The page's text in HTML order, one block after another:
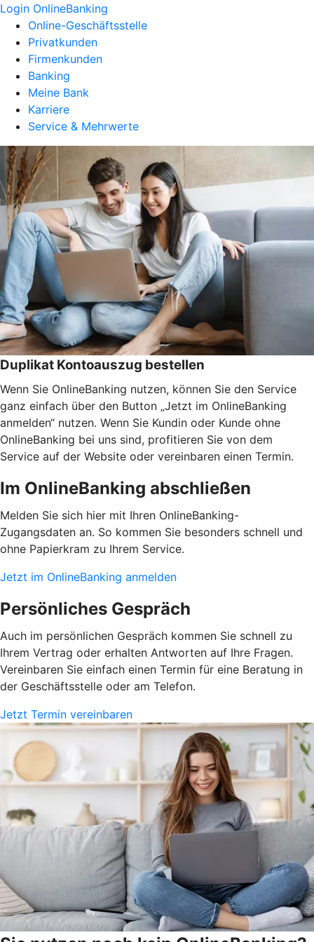
Login OnlineBanking
Online-Geschäftsstelle
Privatkunden
Firmenkunden
Banking
Meine Bank
Karriere
Service & Mehrwerte
Duplikat Kontoauszug bestellen
Wenn Sie OnlineBanking nutzen, können Sie den Service
ganz einfach über den Button „Jetzt im OnlineBanking
anmelden“ nutzen. Wenn Sie Kundin oder Kunde ohne
OnlineBanking bei uns sind, profitieren Sie von dem
Service auf der Website oder vereinbaren einen Termin.
Im OnlineBanking abschließen
Melden Sie sich hier mit Ihren OnlineBanking-
Zugangsdaten an. So kommen Sie besonders schnell und
ohne Papierkram zu Ihrem Service.
Jetzt im OnlineBanking anmelden
Persönliches Gespräch
Auch im persönlichen Gespräch kommen Sie schnell zu
Ihrem Vertrag oder erhalten Antworten auf Ihre Fragen.
Vereinbaren Sie einfach einen Termin für eine Beratung in
der Geschäftsstelle oder am Telefon.
Jetzt Termin vereinbaren